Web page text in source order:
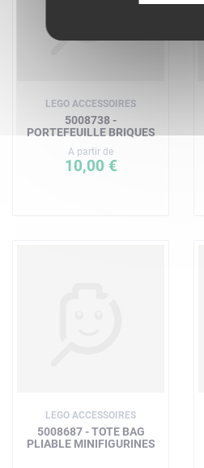
LEGO ACCESSOIRES
5008738 -
PORTEFEUILLE BRIQUES
A partir de
10,00 €
LEGO ACCESSOIRES
5008687 - TOTE BAG
PLIABLE MINIFIGURINES